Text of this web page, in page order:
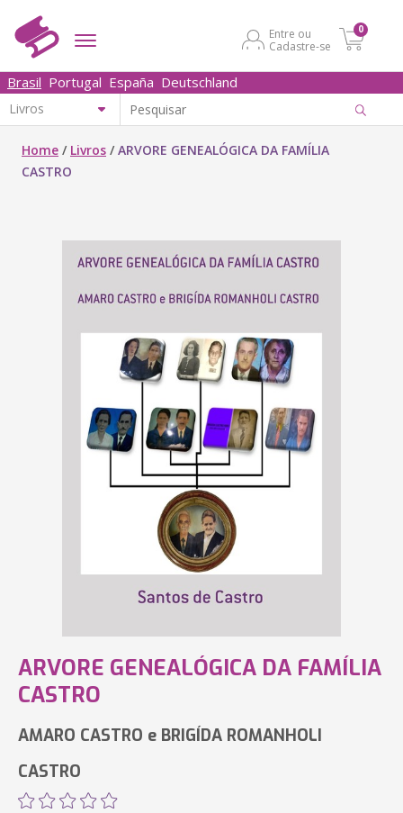
Entre ou
Cadastre-se
0
Brasil Portugal España Deutschland
Home / Livros /ARVORE GENEALÓGICA DA FAMÍLIA
CASTRO
ARVORE GENEALÓGICA DA FAMÍLIA
CASTRO
AMARO CASTRO e BRIGÍDA ROMANHOLI
CASTRO